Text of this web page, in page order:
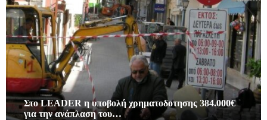
Στο LEADER η υποβολή χρηματοδοτησης 384.000€
για την ανάπλαση του…